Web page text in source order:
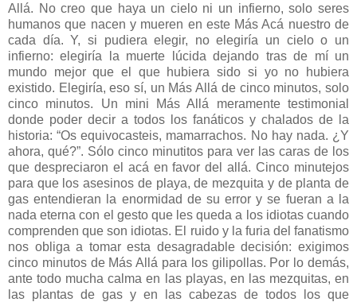
Allá. No creo que haya un cielo ni un infierno, solo seres
humanos que nacen y mueren en este Más Acá nuestro de
cada día. Y, si pudiera elegir, no elegiría un cielo o un
infierno: elegiría la muerte lúcida dejando tras de mí un
mundo mejor que el que hubiera sido si yo no hubiera
existido. Elegiría, eso sí, un Más Allá de cinco minutos, solo
cinco minutos. Un mini Más Allá meramente testimonial
donde poder decir a todos los fanáticos y chalados de la
historia: “Os equivocasteis, mamarrachos. No hay nada. ¿Y
ahora, qué?”. Sólo cinco minutitos para ver las caras de los
que despreciaron el acá en favor del allá. Cinco minutejos
para que los asesinos de playa, de mezquita y de planta de
gas entendieran la enormidad de su error y se fueran a la
nada eterna con el gesto que les queda a los idiotas cuando
comprenden que son idiotas. El ruido y la furia del fanatismo
nos obliga a tomar esta desagradable decisión: exigimos
cinco minutos de Más Allá para los gilipollas. Por lo demás,
ante todo mucha calma en las playas, en las mezquitas, en
las plantas de gas y en las cabezas de todos los que